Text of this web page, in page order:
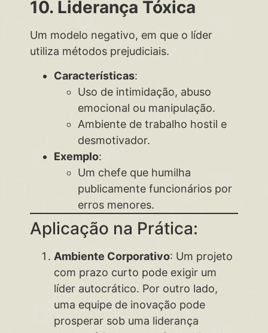
10. Liderança Tóxica
Um modelo negativo, em que o líder
utiliza métodos prejudiciais.
Características:
Uso de intimidação, abuso
emocional ou manipulação.
Ambiente de trabalho hostil e
desmotivador.
Exemplo:
Um chefe que humilha
publicamente funcionários por
erros menores.
Aplicação na Prática:
Ambiente Corporativo: Um projeto
com prazo curto pode exigir um
líder autocrático. Por outro lado,
uma equipe de inovação pode
prosperar sob uma liderança